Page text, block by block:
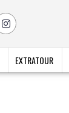
EXTRATOUR